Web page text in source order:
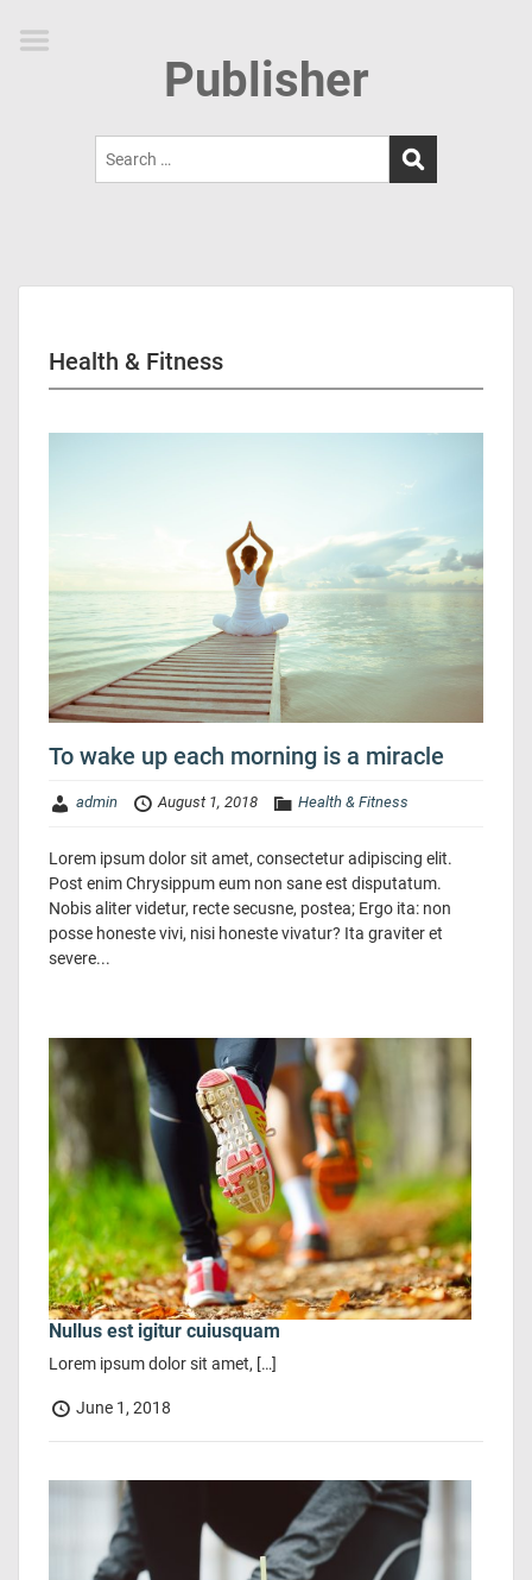
Publisher
Health & Fitness
To wake up each morning is a miracle
admin August 1, 2018 Health & Fitness
Lorem ipsum dolor sit amet, consectetur adipiscing elit.
Post enim Chrysippum eum non sane est disputatum.
Nobis aliter videtur, recte secusne, postea; Ergo ita: non
posse honeste vivi, nisi honeste vivatur? Ita graviter et
severe...
Nullus est igitur cuiusquam
Lorem ipsum dolor sit amet, […]
June 1, 2018